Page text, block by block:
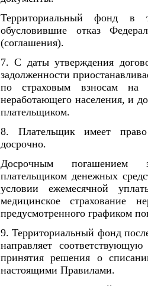
Территориальный фонд в
обусловившие отказ
(соглашения).
7. С даты утверждения
задолженности
по страховым взносам на
неработающего населения, и
плательщиком.
8. Плательщик имеет право
досрочно.
Досрочным погашением
плательщиком денежных
условии ежемесячной
медицинское страхование
предусмотренного графиком
9. Территориальный фонд
направляет
принятия решения о
настоящими Правилами.